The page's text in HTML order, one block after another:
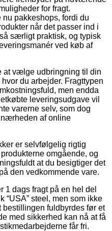
for fragt.
pakkeshops, fordi du
når det passer ind i
særligt praktisk, og typisk
ved køb af
at vælge udbringning til din
du arbejder. Fragttypen
men endda
leveringsudgave vil
varerne selv, som dog
af online
er selvfølgelig rigtig
omgående, og
at du besigtiger det
den vedkommende vare.
1 dags fragt på en hel del
“USA” steel, men som ikke
bestillingen fuldbyrdes før et
med sikkerhed kan nå at få
får fri.